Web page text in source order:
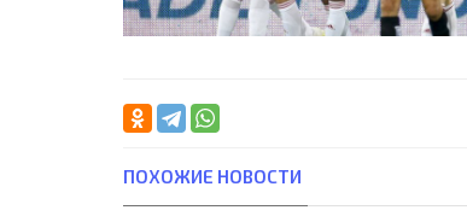
ПОХОЖИЕ НОВОСТИ